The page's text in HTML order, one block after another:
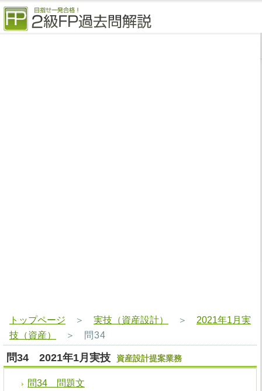
トップページ ＞ 実技（資産設計） ＞ 2021年1月実
技（資産）
＞ 問34
問34 2021年1月実技 資産設計提案業務
問34 問題文